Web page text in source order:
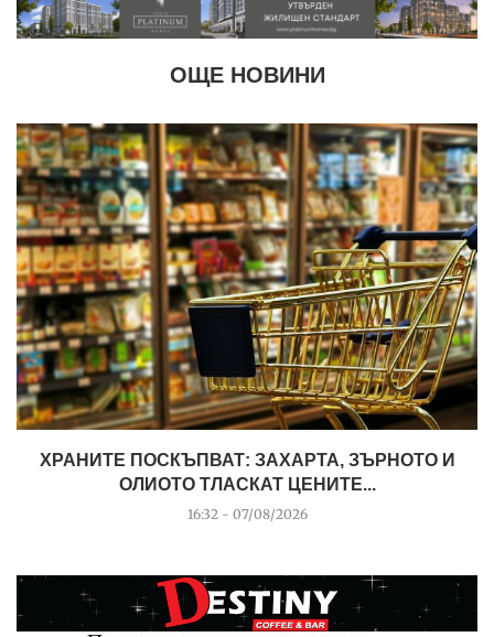
ОЩЕ НОВИНИ
ХРАНИТЕ ПОСКЪПВАТ: ЗАХАРТА, ЗЪРНОТО И
ОЛИОТО ТЛАСКАТ ЦЕНИТЕ...
16:32 - 07/08/2026